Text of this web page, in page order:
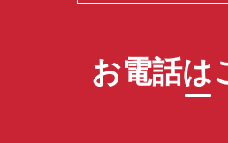
お電話は